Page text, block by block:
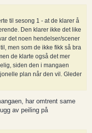
til sesong 1 - at de klarer å
Den klarer ikke det like
det noen hendelser/scener
men som de ikke fikk så bra
de klarte også det mer
siden den i mangaen
plan når den vil. Gleder
har omtrent same
av peiling på